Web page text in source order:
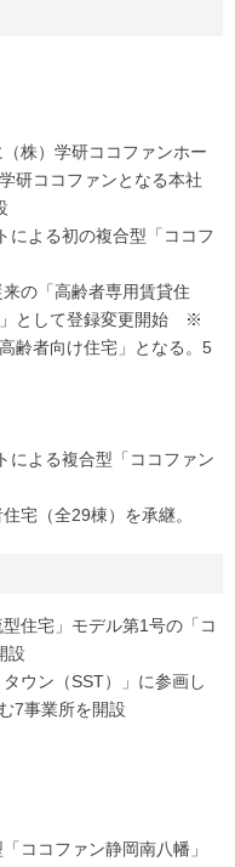
株）学研ココファンホー
研ココファンとなる本社
よる初の複合型「ココフ
の「高齢者専用賃貸住
」として登録変更開始 ※
齢者向け住宅」となる。5
よる複合型「ココファン
宅（全29棟）を承継。
住宅」モデル第1号の「コ
設
ウン（SST）」に参画し
7事業所を開設
ココファン静岡南八幡」